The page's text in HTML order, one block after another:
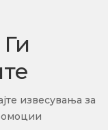
извесувања за